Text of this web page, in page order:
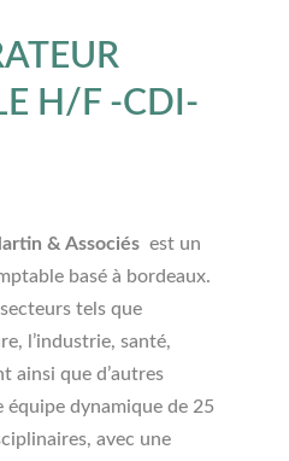
H/F -CDI-
& Associésest un
basé à bordeaux.
tels que
l’industrie, santé,
ainsi que d’autres
équipe dynamique de 25
avec une